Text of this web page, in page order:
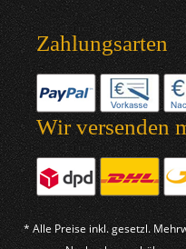
Zahlungsarten
Wir versenden
* Alle Preise inkl. gesetzl.